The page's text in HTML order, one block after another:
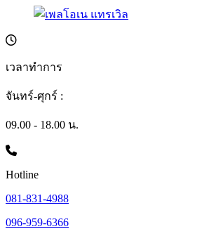
เวลาทำการ
จันทร์-ศุกร์ :
09.00 - 18.00 น.
Hotline
081-831-4988
096-959-6366